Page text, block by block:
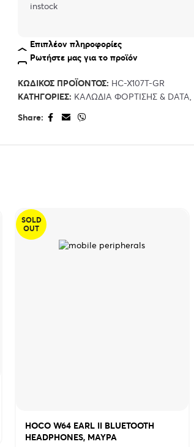
instock
Επιπλέον πληροφορίες
Ρωτήστε μας για το προϊόν
ΚΩΔΙΚΌΣ ΠΡΟΪΌΝΤΟΣ: HC-X107T-GR
ΚΑΤΗΓΟΡΊΕΣ: ΚΑΛΩΔΙΑ ΦΟΡΤΙΣΗΣ & DATA
Share:
SOLD
OUT
HOCO W64 EARL II BLUETOOTH
HEADPHONES, ΜΑΥΡΑ